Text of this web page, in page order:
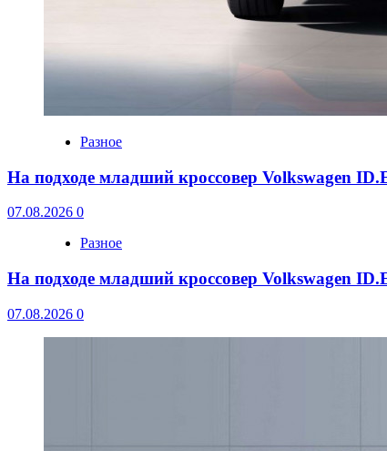
Разное
На подходе младший кроссовер Volkswagen
07.08.2026 0
Разное
На подходе младший кроссовер Volkswagen
07.08.2026 0